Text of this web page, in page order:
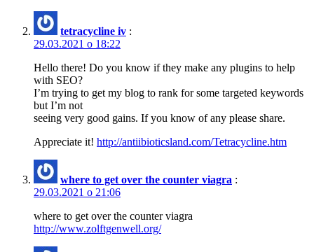
tetracycline iv :
29.03.2021 о 18:22
Hello there! Do you know if they make any plugins to help
with SEO?
I’m trying to get my blog to rank for some targeted keywords
but I’m not
seeing very good gains. If you know of any please share.
Appreciate it! http://antiibioticsland.com/Tetracycline.htm
where to get over the counter viagra :
29.03.2021 о 21:06
where to get over the counter viagra
http://www.zolftgenwell.org/